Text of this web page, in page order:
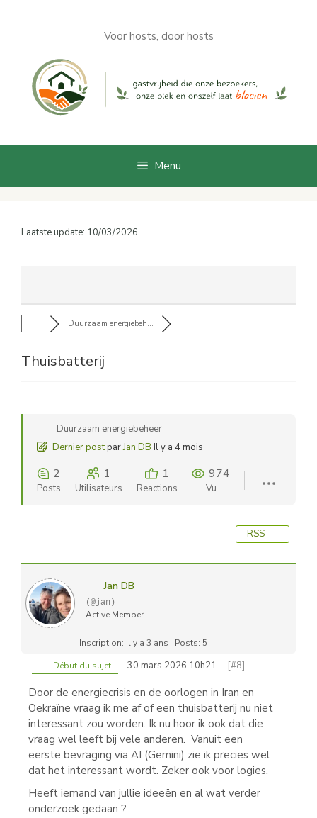
Voor hosts, door hosts
Menu
Laatste update: 10/03/2026
Duurzaam energiebeh...
Thuisbatterij
Duurzaam energiebeheer
Dernier postparJan DB Il y a 4 mois
2
Posts
1
Utilisateurs
1
Reactions
974
Vu
RSS
Jan DB
(@jan)
Active Member
Inscription: Il y a 3 ans
Posts: 5
Début du sujet
30 mars 2026 10h21 [#8]
Door de energiecrisis en de oorlogen in Iran en
Oekraïne vraag ik me af of een thuisbatterij nu niet
interessant zou worden. Ik nu hoor ik ook dat die
vraag wel leeft bij vele anderen. Vanuit een
eerste bevraging via AI (Gemini) zie ik precies wel
dat het interessant wordt. Zeker ook voor logies.
Heeft iemand van jullie ideeën en al wat verder
onderzoek gedaan ?